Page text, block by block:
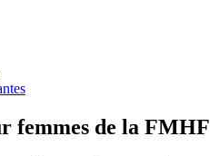
femmes de la FMHF